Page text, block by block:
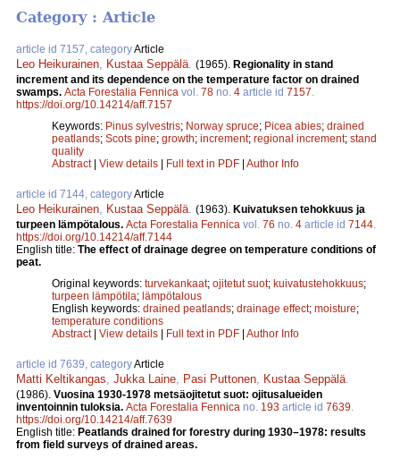
Category : Article
article id 7157, categoryArticle
Leo Heikurainen, Kustaa Seppälä. (1965). Regionality in stand
increment and its dependence on the temperature factor on drained
swamps. Acta Forestalia Fennica vol. 78 no. 4 article id 7157.
https://doi.org/10.14214/aff.7157
Keywords: Pinus sylvestris; Norway spruce; Picea abies; drained
peatlands; Scots pine; growth; increment; regional increment; stand
quality
Abstract| View details Full text in PDF Author Info
article id 7144, categoryArticle
Leo Heikurainen, Kustaa Seppälä. (1963). Kuivatuksen tehokkuus ja
turpeen lämpötalous. Acta Forestalia Fennica vol. 76 no. 4 article id 7144.
https://doi.org/10.14214/aff.7144
English title: The effect of drainage degree on temperature conditions of
peat.
Original keywords: turvekankaat; ojitetut suot; kuivatustehokkuus;
turpeen lämpötila; lämpötalous
English keywords: drained peatlands; drainage effect; moisture;
temperature conditions
Abstract| View details Full text in PDF Author Info
article id 7639, categoryArticle
Matti Keltikangas, Jukka Laine, Pasi Puttonen, Kustaa Seppälä.
(1986). Vuosina 1930-1978 metsäojitetut suot: ojitusalueiden
inventoinnin tuloksia. Acta Forestalia Fennica no. 193 article id 7639.
https://doi.org/10.14214/aff.7639
English title: Peatlands drained for forestry during 1930–1978: results
from field surveys of drained areas.